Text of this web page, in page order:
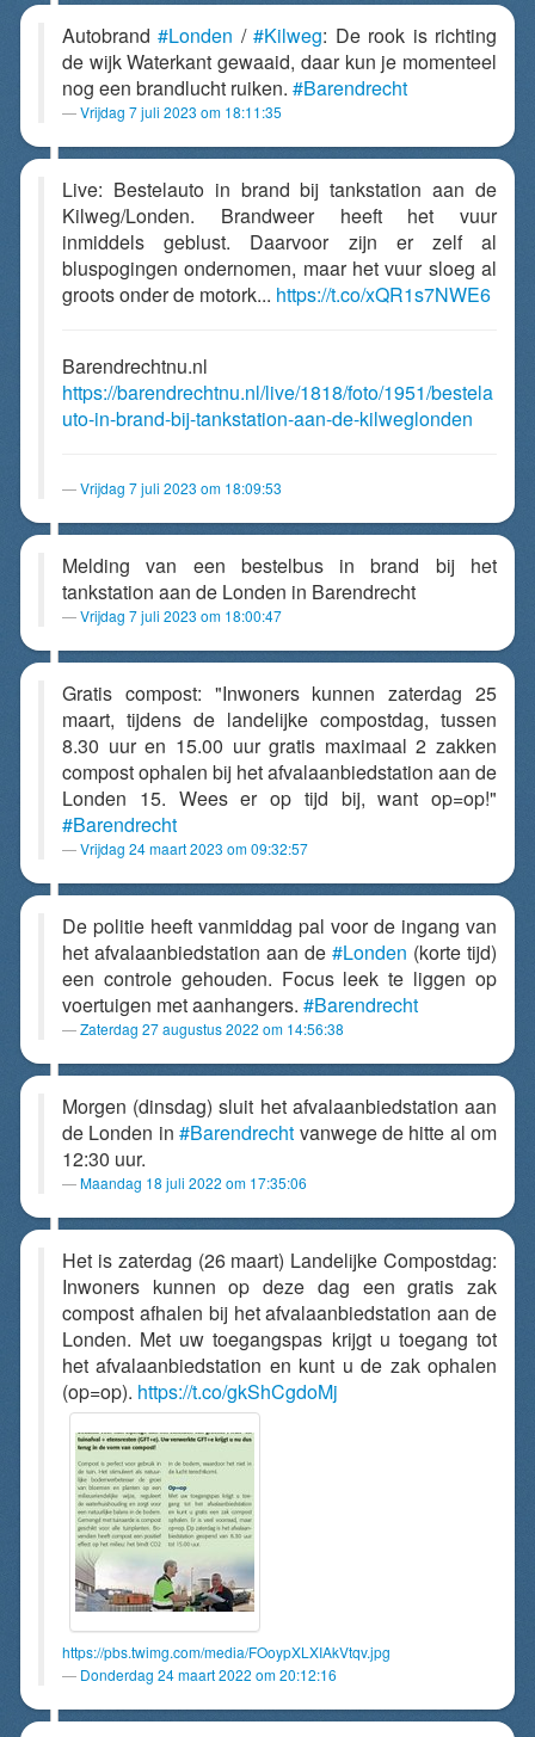
Autobrand#Londen /#Kilweg: De rook is richting
de wijk Waterkant gewaaid, daar kun je momenteel
nog een brandlucht ruiken. #Barendrecht
Vrijdag 7 juli 2023 om 18:11:35
Live: Bestelauto in brand bij tankstation aan de
Kilweg/Londen. Brandweer heeft het vuur
inmiddels geblust. Daarvoor zijn er zelf al
bluspogingen ondernomen, maar het vuur sloeg al
groots onder de motork... https://t.co/xQR1s7NWE6
Barendrechtnu.nl
https://barendrechtnu.nl/live/1818/foto/1951/bestela
uto-in-brand-bij-tankstation-aan-de-kilweglonden
Vrijdag 7 juli 2023 om 18:09:53
Melding van een bestelbus in brand bij het
tankstation aan de Londen in Barendrecht
Vrijdag 7 juli 2023 om 18:00:47
Gratis compost: "Inwoners kunnen zaterdag 25
maart, tijdens de landelijke compostdag, tussen
8.30 uur en 15.00 uur gratis maximaal 2 zakken
compost ophalen bij het afvalaanbiedstation aan de
Londen 15. Wees er op tijd bij, want op=op!"
#Barendrecht
Vrijdag 24 maart 2023 om 09:32:57
De politie heeft vanmiddag pal voor de ingang van
het afvalaanbiedstation aan de #Londen (korte tijd)
een controle gehouden. Focus leek te liggen op
voertuigen met aanhangers. #Barendrecht
Zaterdag 27 augustus 2022 om 14:56:38
Morgen (dinsdag) sluit het afvalaanbiedstation aan
de Londen in#Barendrecht vanwege de hitte al om
12:30 uur.
Maandag 18 juli 2022 om 17:35:06
Het is zaterdag (26 maart) Landelijke Compostdag:
Inwoners kunnen op deze dag een gratis zak
compost afhalen bij het afvalaanbiedstation aan de
Londen. Met uw toegangspas krijgt u toegang tot
het afvalaanbiedstation en kunt u de zak ophalen
(op=op). https://t.co/gkShCgdoMj
https://pbs.twimg.com/media/FOoypXLXIAkVtqv.jpg
Donderdag 24 maart 2022 om 20:12:16